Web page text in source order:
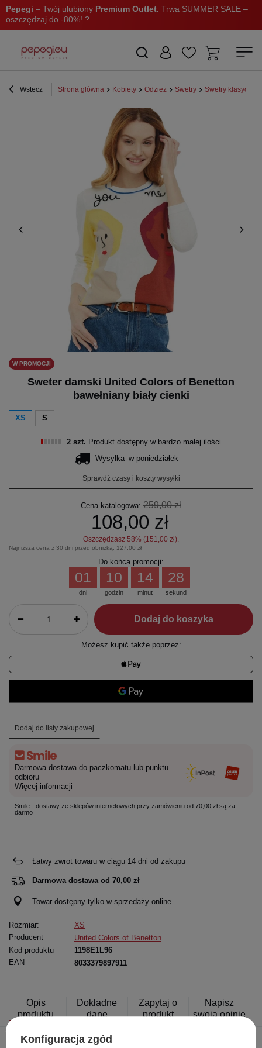
Pepegi – Twój ulubiony Premium Outlet. Trwa SUMMER SALE –
oszczędzaj do -80%! ?
Wstecz Strona główna Kobiety Odzież Swetry Swetry klasyczne
W PROMOCJI
Sweter damski United Colors of Benetton
bawełniany biały cienki
XS S
2 szt. Produkt dostępny w bardzo małej ilości
Wysyłka w poniedziałek
Sprawdź czasy i koszty wysyłki
Cena katalogowa: 259,00 zł
108,00 zł
Oszczędzasz 58% (151,00 zł).
Najniższa cena z 30 dni przed obniżką: 127,00 zł
Do końca promocji:
dni
01
godzin
10
minut
14
sekund
28
Dodaj do koszyka
Możesz kupić także poprzez:
Dodaj do listy zakupowej
Darmowa dostawa do paczkomatu lub punktu
odbioru
Więcej informacji
Smile - dostawy ze sklepów internetowych przy zamówieniu od 70,00 zł są za
darmo
Łatwy zwrot towaru w ciągu 14 dni od zakupu
Darmowa dostawa od 70,00 zł
Towar dostępny tylko w sprzedaży online
Rozmiar:
XS
Producent
United Colors of Benetton
Kod produktu
1198E1L96
EAN
8033379897911
Opis
produktu
Dokładne
dane
Zapytaj o
produkt
Napisz
swoją opinię
Konfiguracja zgód